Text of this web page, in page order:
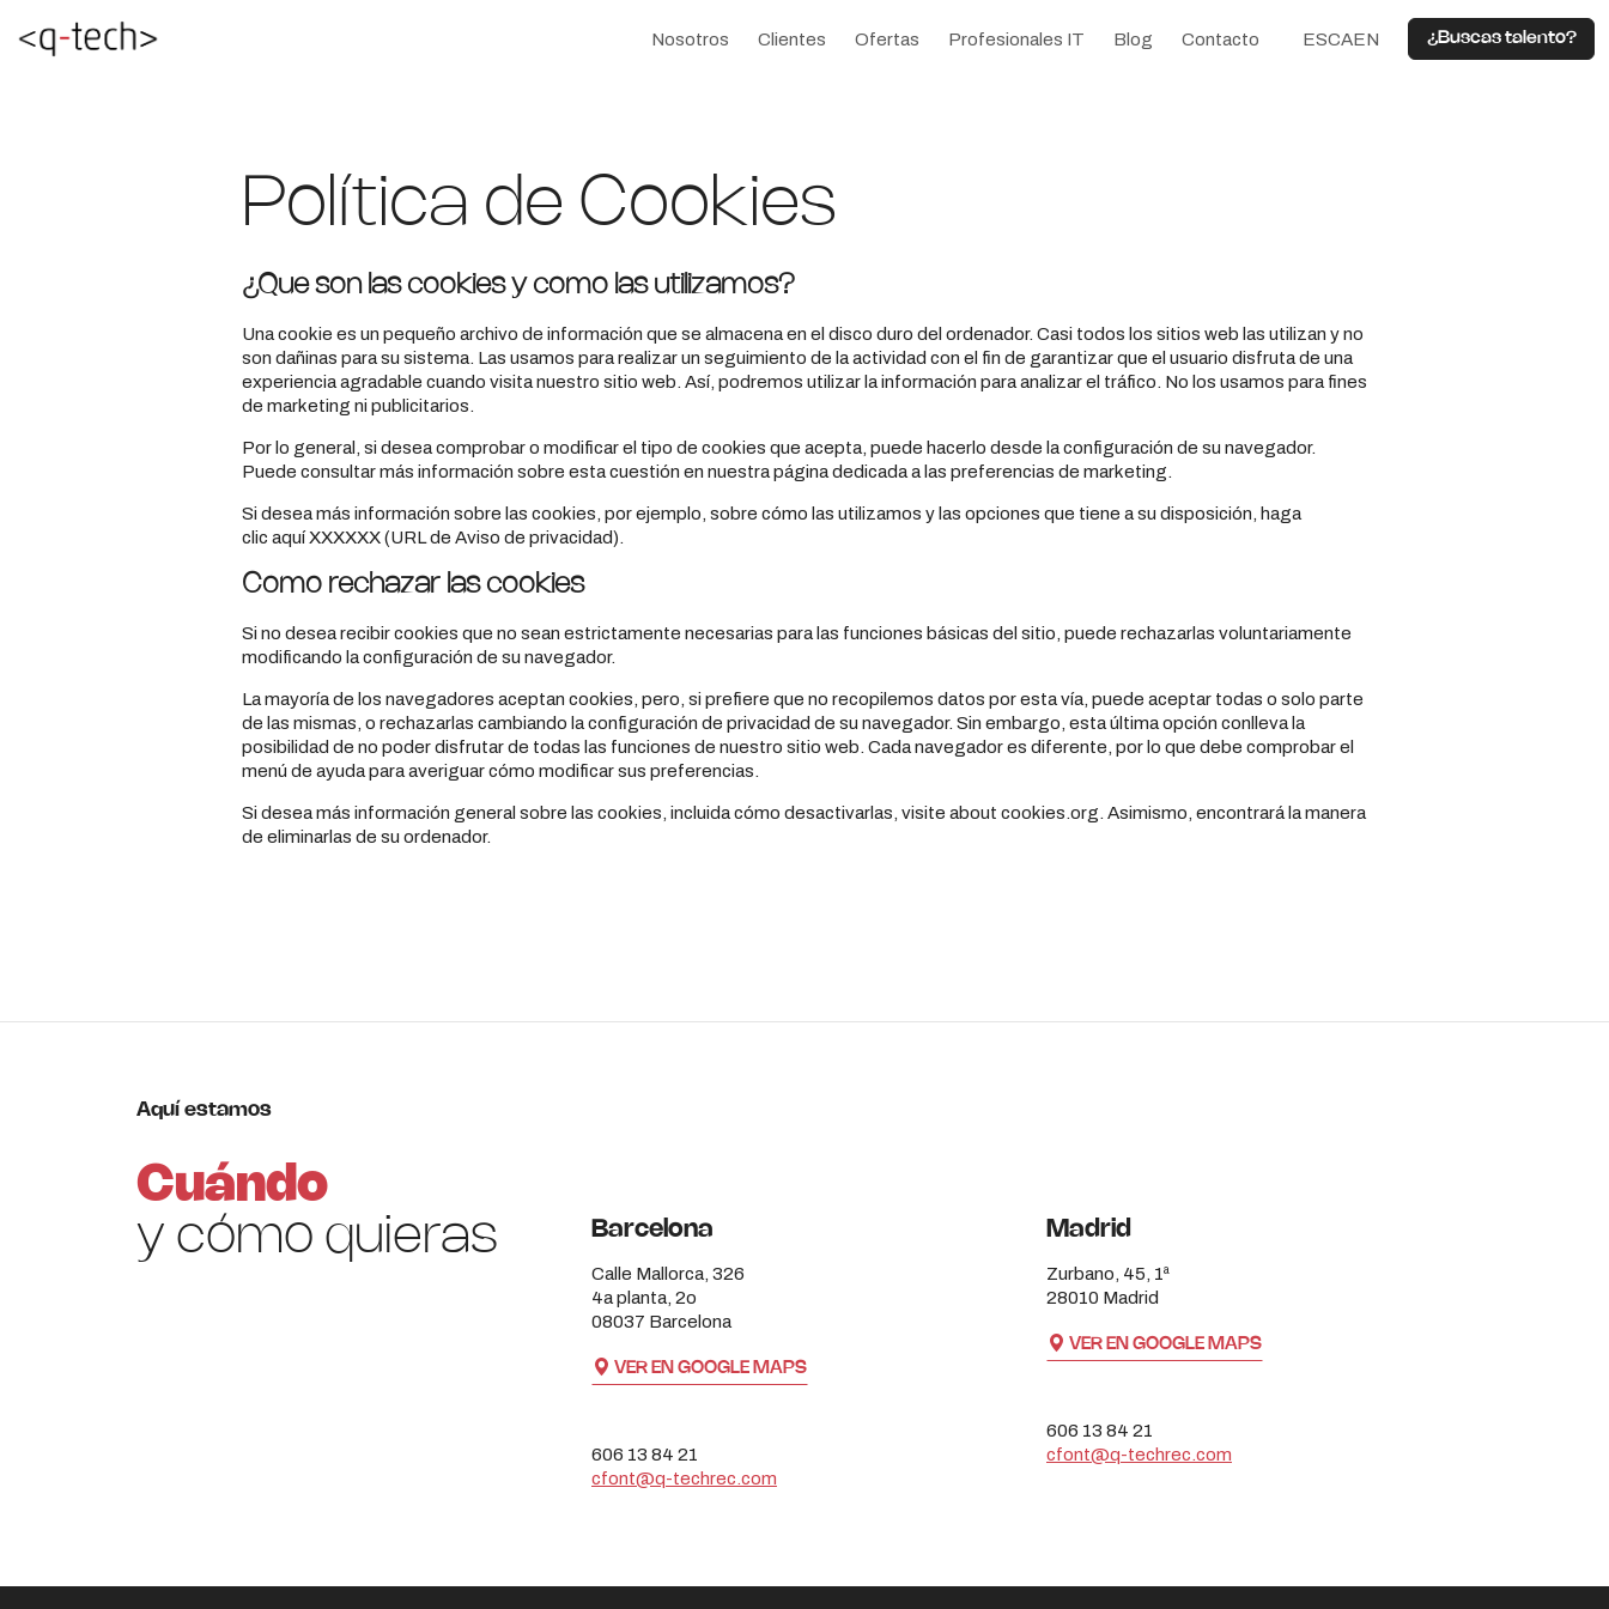
Nosotros Clientes Ofertas Profesionales IT Blog Contacto ESCAEN ¿Buscas talento?
Política de Cookies
¿Qué son las cookies y cómo las utilizamos?
Una cookie es un pequeño archivo de información que se almacena en el disco duro del ordenador. Casi todos los sitios web las utilizan y no
son dañinas para su sistema. Las usamos para realizar un seguimiento de la actividad con el fin de garantizar que el usuario disfruta de una
experiencia agradable cuando visita nuestro sitio web. Así, podremos utilizar la información para analizar el tráfico. No los usamos para fines
de marketing ni publicitarios.
Por lo general, si desea comprobar o modificar el tipo de cookies que acepta, puede hacerlo desde la configuración de su navegador.
Puede consultar más información sobre esta cuestión en nuestra página dedicada a las preferencias de marketing.
Si desea más información sobre las cookies, por ejemplo, sobre cómo las utilizamos y las opciones que tiene a su disposición, haga
clic aquí XXXXXX (URL de Aviso de privacidad).
Cómo rechazar las cookies
Si no desea recibir cookies que no sean estrictamente necesarias para las funciones básicas del sitio, puede rechazarlas voluntariamente
modificando la configuración de su navegador.
La mayoría de los navegadores aceptan cookies, pero, si prefiere que no recopilemos datos por esta vía, puede aceptar todas o solo parte
de las mismas, o rechazarlas cambiando la configuración de privacidad de su navegador. Sin embargo, esta última opción conlleva la
posibilidad de no poder disfrutar de todas las funciones de nuestro sitio web. Cada navegador es diferente, por lo que debe comprobar el
menú de ayuda para averiguar cómo modificar sus preferencias.
Si desea más información general sobre las cookies, incluida cómo desactivarlas, visite about cookies.org. Asimismo, encontrará la manera
de eliminarlas de su ordenador.
Aquí estamos
Cuándo
y cómo quieras
Barcelona
Calle Mallorca, 326
4a planta, 2o
08037 Barcelona
VER EN GOOGLE MAPS
606 13 84 21
cfont@q-techrec.com
Madrid
Zurbano, 45, 1ª
28010 Madrid
VER EN GOOGLE MAPS
606 13 84 21
cfont@q-techrec.com